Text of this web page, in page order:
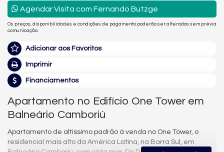
Agendar Visita com Fernando Butzge
Os preços, disponibilidades e condições de pagamento poderão ser alterados sem prévia
comunicação.
Adicionar aos Favoritos
Imprimir
Financiamentos
Apartamento no Edifício One Tower em
Balneário Camboriú
Apartamento de altíssimo padrão à venda no One Tower, o
residencial mais alto da América Latina, na Barra Sul, em